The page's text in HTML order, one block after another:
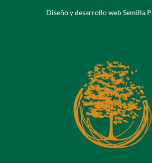
Diseño y desarrollo web Semilla